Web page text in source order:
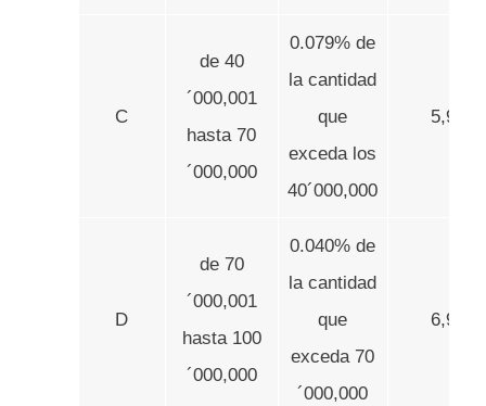
C
de 40
´000,001
hasta 70
´000,000
0.079% de
la cantidad
que
exceda los
40´000,000
D
de 70
´000,001
hasta 100
´000,000
0.040% de
la cantidad
que
exceda 70
´000,000